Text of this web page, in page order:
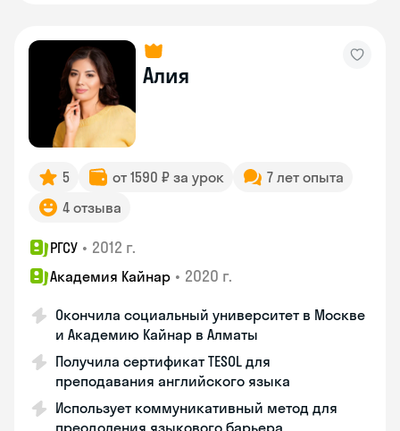
Алия
5 от 1590 ₽ за урок
7 лет опыта
4 отзыва
РГСУ • 2012 г.
Академия Кайнар • 2020 г.
Окончила социальный университет в Москве
и Академию Кайнар в Алматы
Получила сертификат TESOL для
преподавания английского языка
Использует коммуникативный метод для
преодоления языкового барьера